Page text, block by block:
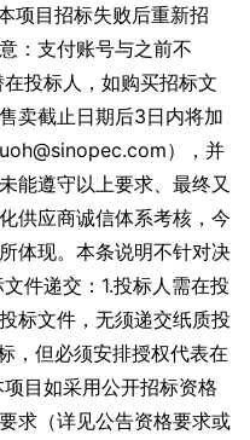
项目招标失败后重新招
：支付账号与之前不
投标人，如购买招标文
卖截止日期后3日内将加
），并
能遵守以上要求、最终又
供应商诚信体系考核，今
体现。本条说明不针对决
件递交：1.投标人需在投
标文件，无须递交纸质投
，但必须安排授权代表在
目如采用公开招标资格
求（详见公告资格要求或